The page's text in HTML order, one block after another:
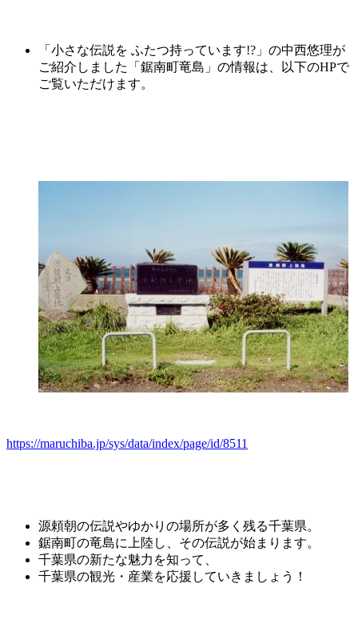
「小さな伝説を ふたつ持っています!?」の中西悠理が
ご紹介しました「 鋸南町竜島 」の情報は、以下のHPで
ご覧いただけます。
https://maruchiba.jp/sys/data/index/page/id/8511
源頼朝の伝説やゆかりの場所が多く残る千葉県。
鋸南町の竜島に上陸し、その伝説が始まります。
千葉県の新たな魅力を知って、
千葉県の観光・産業を応援していきましょう！